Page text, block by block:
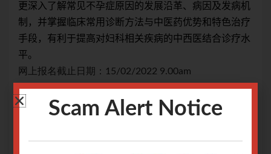
更深入了解常见不孕症原因的发展沿革、病因及发病机
制，并掌握临床常用诊断方法与中医药优势和特色治疗
手段，有利于提高对妇科相关疾病的中西医结合诊疗水
平。
网上报名截止日期：15/02/2022 9.00am
Scam Alert Notice